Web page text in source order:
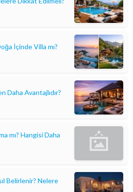
İçinde Villa mı?
Daha Avantajlıdır?
mı? Hangisi Daha
Belirlenir? Nelere